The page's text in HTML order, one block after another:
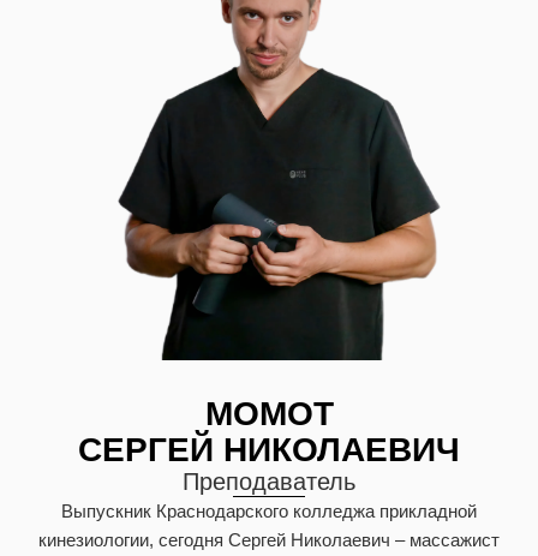
МОМОТ
СЕРГЕЙ НИКОЛАЕВИЧ
Преподаватель
Выпускник Краснодарского колледжа прикладной
кинезиологии, сегодня Сергей Николаевич – массажист